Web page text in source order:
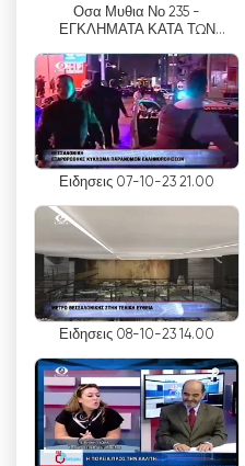
其节目的观众建立联系。
此外，Egnatia 电视台提
了互动体验。许多在线平
和分享等方式参与内容
识。这种互动不仅能增强
联系，分享他们对流媒体
除了直播功能外，
闻、娱乐和文化节目报道
频道重点关注塞萨洛尼基
斯和皮耶里亚等省，确保
具体事件和发展。
Egnatia 电视台致力于提
赢得了上述各县观众的忠
丰富多彩，包括新闻、脱
活动等，迎合了人们的广
Οσα Μυθια Νο 235 -
ΕΓΚΛΗΜΑΤΑ ΚΑΤΑ ΤΩΝ
Ειδησεις 07-10-23 21.00
Ειδησεις 08-10-23 14.00